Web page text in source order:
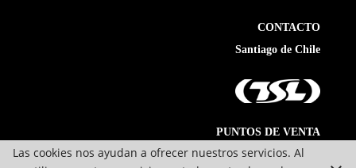
CONTACTO
Santiago de Chile
PUNTOS DE VENTA
Las cookies nos ayudan a ofrecer nuestros servicios. Al